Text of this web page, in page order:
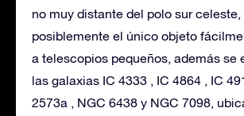
no muy distante del polo sur celeste,
posiblemente el único objeto
a telescopios pequeños, además se
las galaxias IC 4333 , IC 4864 , IC
2573a , NGC 6438 y NGC 7098,